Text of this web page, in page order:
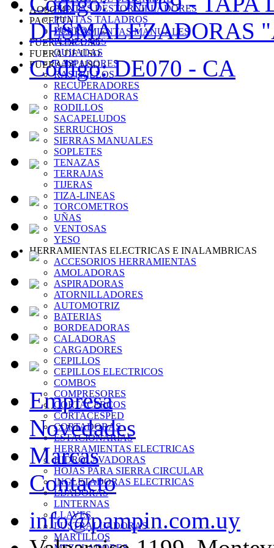
AOSOME
PACETTA
HERRAMIENTAS MANUALES
FUERA DE USO
FUERA DE USO
FUERA DE USO
PUNTAS DESTORNILLADORES
PUNTAS TALADROS
PUNTOS
PUNZONES
QUIJADAS
RASPADORES
RASTRILLOS
RECUPERADORES
REMACHADORAS
RODILLOS
SACAPELUDOS
SERRUCHOS
SIERRAS MANUALES
SOPLETES
TENAZAS
TERRAJAS
TIJERAS
TIZA-LINEAS
TORCOMETROS
UÑAS
VENTOSAS
YESO
HERRAMIENTAS ELECTRICAS E INALAMBRICAS
ACCESORIOS HERRAMIENTAS
AMOLADORAS
ASPIRADORAS
ATORNILLADORES
AUTOMOTRIZ
BATERIAS
BORDEADORAS
CALADORAS
CARGADORES
CEPILLOS
CEPILLOS ELECTRICOS
COMBOS
COMPRESORES
CORTACERCOS
CORTACESPED
CORTADORAS
ESTACIONARIAS
HERRAMIENTAS ELECTRICAS
HIDROLAVADORAS
HOJAS PARA SIERRA CIRCULAR
INGLETADORAS ELECTRICAS
LIJADORAS
LINTERNAS
LLAVES
LUSTRALIJADORAS
MARTILLOS
DESMALEZADORAS
Código: DE070 - CA
Empresa
Novedades
Marcas
Contacto
info@pampin.com.uy